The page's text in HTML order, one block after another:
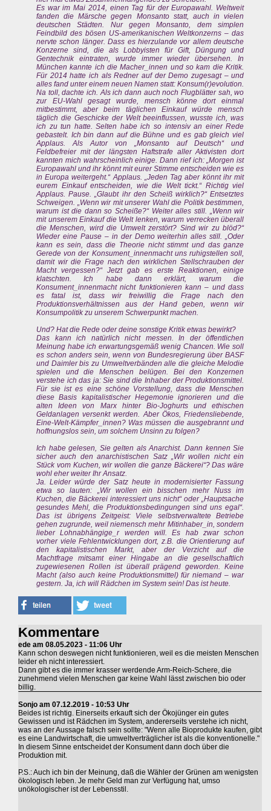
Es war im Mai 2014, einen Tag für der Europawahl. Weltweit
fanden die Märsche gegen Monsanto statt, auch in vielen
deutschen Städten. Nur gegen Monsanto, dem simplen
Feindbild des bösen US-amerikanischen Weltkonzerns – das
nervte schon länger. Dass es hierzulande vor allem deutsche
Konzerne sind, die als Lobbyisten für Gift, Düngung und
Gentechnik eintraten, wurde immer wieder übersehen. In
München kannte ich die Macher_innen und so kam die Kritik.
Für 2014 hatte ich als Redner auf der Demo zugesagt – und
alles fand unter einem neuen Namen statt: Konsum(r)evolution.
Na toll, dachte ich. Als ich dann auch noch Flugblätter sah, wo
zur EU-Wahl gesagt wurde, mensch könne dort einmal
mitbestimmt, aber beim täglichen Einkauf würde mensch
täglich die Geschicke der Welt beeinflussen, wusste ich, was
ich zu tun hatte. Selten habe ich so intensiv an einer Rede
gebastelt. Ich bin dann auf die Bühne und es gab gleich viel
Applaus. Als Autor von „Monsanto auf Deutsch“ und
Feldbefreier mit der längsten Haftstrafe aller Aktivisten dort
kannten mich wahrscheinlich einige. Dann rief ich: „Morgen ist
Europawahl und ihr könnt mit eurer Stimme entscheiden wie es
in Europa weitergeht.“ Applaus. „Jeden Tag aber könnt ihr mit
eurem Einkauf entscheiden, wie die Welt tickt.“ Richtig viel
Applaus. Pause. „Glaubt ihr den Scheiß wirklich?“ Entsetztes
Schweigen. „Wenn wir mit unserer Wahl die Politik bestimmen,
warum ist die dann so Scheiße?“ Weiter alles still. „Wenn wir
mit unserem Einkauf die Welt lenken, warum verrecken überall
die Menschen, wird die Umwelt zerstört? Sind wir zu blöd?“
Wieder eine Pause – in der Demo weiterhin alles still. „Oder
kann es sein, dass die Theorie nicht stimmt und das ganze
Gerede von der Konsument_innenmacht uns ruhigstellen soll,
damit wir die Frage nach den wirklichen Stellschrauben der
Macht vergessen?“ Jetzt gab es erste Reaktionen, einige
klatschten. Ich habe dann erklärt, warum die
Konsument_innenmacht nicht funktionieren kann – und dass
es fatal ist, dass wir freiwillig die Frage nach den
Produktionsverhältnissen aus der Hand geben, wenn wir
Konsumpolitik zu unserem Schwerpunkt machen.
Und? Hat die Rede oder deine sonstige Kritik etwas bewirkt?
Das kann ich natürlich nicht messen. In der öffentlichen
Meinung habe ich erwartungsgemäß wenig Chancen. Wie soll
es schon anders sein, wenn von Bundesregierung über BASF
und Daimler bis zu Umweltverbänden alle die gleiche Melodie
spielen und die Menschen belügen. Bei den Konzernen
verstehe ich das ja: Sie sind die Inhaber der Produktionsmittel.
Für sie ist es eine schöne Vorstellung, dass die Menschen
diese Basis kapitalistischer Hegemonie ignorieren und die
alten Ideen von Marx hinter Bio-Joghurts und ethischen
Geldanlagen versenkt werden. Aber Ökos, Friedensliebende,
Eine-Welt-Kämpfer_innen? Was müssen die ausgebrannt und
hoffnungslos sein, um solchem Unsinn zu folgen?
Ich habe gelesen, Sie gelten als Anarchist. Dann kennen Sie
sicher auch den anarchistischen Satz „Wir wollen nicht ein
Stück vom Kuchen, wir wollen die ganze Bäckerei“? Das wäre
wohl eher weiter Ihr Ansatz.
Ja. Leider würde der Satz heute in modernisierter Fassung
etwa so lauten: „Wir wollen ein bisschen mehr Nuss im
Kuchen, die Bäckerei interessiert uns nicht“ oder „Hauptsache
gesundes Mehl, die Produktionsbedingungen sind uns egal“.
Das ist übrigens Zeitgeist: Viele selbstverwaltete Betriebe
gehen zugrunde, weil niemensch mehr Mitinhaber_in, sondern
lieber Lohnabhängige_r werden will. Es hab zwar schon
vorher viele Fehlentwicklungen dort, z.B. die Orientierung auf
den kapitalistischen Markt, aber der Verzicht auf die
Machtfrage mitsamt einer Hingabe an die gesellschaftlich
zugewiesenen Rollen ist überall prägend geworden. Keine
Macht (also auch keine Produktionsmittel) für niemand – war
gestern. Ja, ich will Rädchen im System sein! Das ist heute.
Kommentare
ede am 08.05.2023 - 11:06 Uhr
Kann schon deswegen nicht funktionieren, weil es die meisten Menschen
leider eh nicht interessiert.
Dann gibt es die immer krasser werdende Arm-Reich-Schere, die
zunehmend vielen Menschen gar keine Wahl lässt zwischen bio oder
billig.
Sonjo am 07.12.2019 - 10:53 Uhr
Beides ist richtig. Einerseits erkauft sich der Ökojünger ein gutes
Gewissen und ist Rädchen im System, andererseits verstehe ich nicht,
was an der Aussage falsch sein sollte: "Wenn alle Bioprodukte kaufen, gibt
es eine Landwirtschaft, die umweltverträglicher ist als die konventionelle."
In diesem Sinne entscheidet der Konsument dann doch über die
Produktion mit.
P.S.: Auch ich bin der Meinung, daß die Wähler der Grünen am wenigsten
ökologisch leben. Je mehr Geld man zur Verfügung hat, umso
unökologischer ist der Lebensstil.